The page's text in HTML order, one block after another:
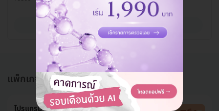
ดูรายละเอียด
แพ็กเกจอื่นใน โปรแกรมทำ HIFU
โปรแกรม HIFU M 300 ช็อต (หน้า)